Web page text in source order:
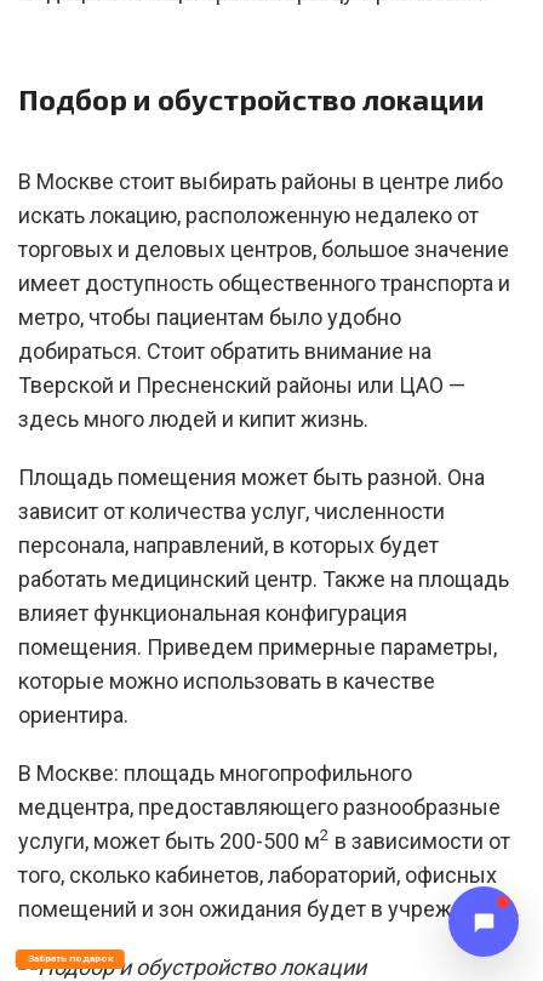
Подбор и обустройство локации
В Москве стоит выбирать районы в центре либо
искать локацию, расположенную недалеко от
торговых и деловых центров, большое значение
имеет доступность общественного транспорта и
метро, чтобы пациентам было удобно
добираться. Стоит обратить внимание на
Тверской и Пресненский районы или ЦАО —
здесь много людей и кипит жизнь.
Площадь помещения может быть разной. Она
зависит от количества услуг, численности
персонала, направлений, в которых будет
работать медицинский центр. Также на площадь
влияет функциональная конфигурация
помещения. Приведем примерные параметры,
которые можно использовать в качестве
ориентира.
В Москве: площадь многопрофильного
медцентра, предоставляющего разнообразные
услуги, может быть 200-500 м2 в зависимости от
того, сколько кабинетов, лабораторий, офисных
помещений и зон ожидания будет в учреждении.
Забрать подарок